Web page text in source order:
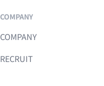
COMPANY
COMPANY
RECRUIT